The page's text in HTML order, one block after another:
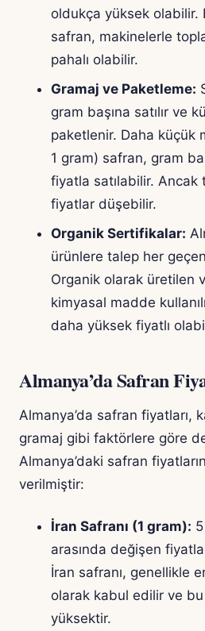
oldukça yüksek olabilir.
safran, makinelerle
pahalı olabilir.
Gramaj ve Paketleme:
gram başına satılır ve
paketlenir. Daha küçük
1 gram) safran, gram
fiyatla satılabilir. Ancak
fiyatlar düşebilir.
Organik Sertifikalar:
ürünlere talep her
Organik olarak üretilen
kimyasal madde
daha yüksek fiyatlı
Almanya’da Safran
Almanya’da safran fiyatları,
gramaj gibi faktörlere göre
Almanya’daki safran
verilmiştir:
İran Safranı (1 gram):
arasında değişen
İran safranı, genellikle
olarak kabul edilir ve
yüksektir.